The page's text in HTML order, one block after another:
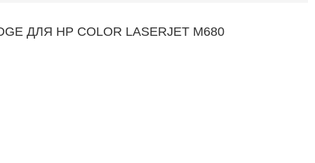
ДЛЯ HP COLOR LASERJET M680